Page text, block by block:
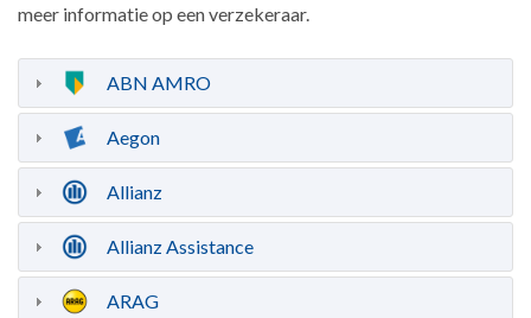
meer informatie op een verzekeraar.
ABN AMRO
Aegon
Allianz
Allianz Assistance
ARAG